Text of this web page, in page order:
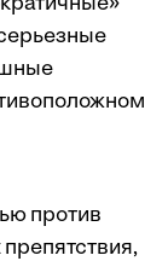
против